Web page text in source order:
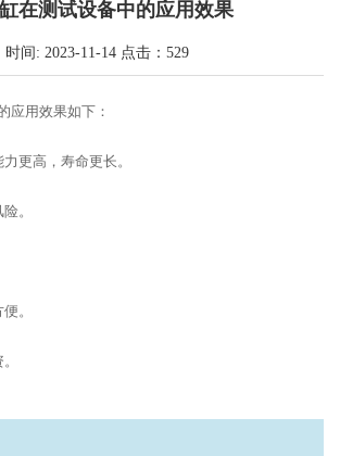
在测试设备中的应用效果
时间: 2023-11-14 点击：529
应用效果如下：
更高，寿命更长。
。
。